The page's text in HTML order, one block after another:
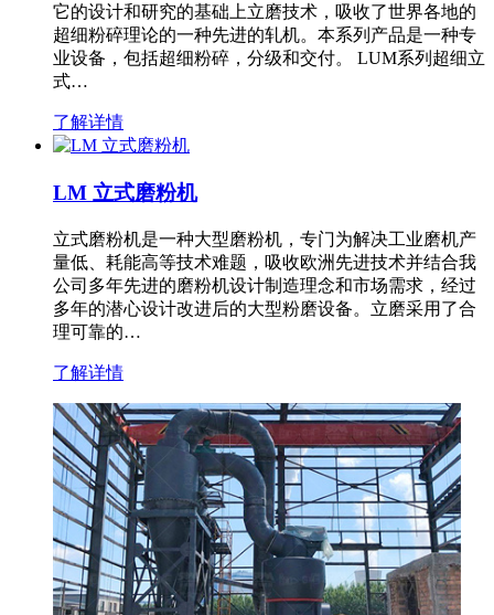
它的设计和研究的基础上立磨技术，吸收了世界各地的
超细粉碎理论的一种先进的轧机。本系列产品是一种专
业设备，包括超细粉碎，分级和交付。 LUM系列超细立
式…
了解详情
LM 立式磨粉机
立式磨粉机是一种大型磨粉机，专门为解决工业磨机产
量低、耗能高等技术难题，吸收欧洲先进技术并结合我
公司多年先进的磨粉机设计制造理念和市场需求，经过
多年的潜心设计改进后的大型粉磨设备。立磨采用了合
理可靠的…
了解详情